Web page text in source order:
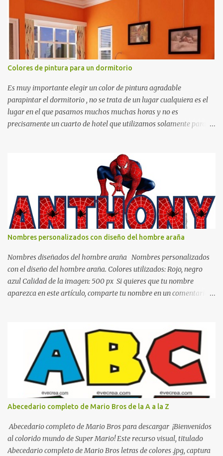
otras cosas.
Colores de pintura para un dormitorio
Es muy importante elegir un color de pintura agradable
parapintar el dormitorio , no se trata de un lugar cualquiera es el
lugar en el que pasamos muchos muchas horas y no es
precisamente un cuarto de hotel que utilizamos solamente para
cómodo y también para nuestra vista. Te mostramos algunas
sugerencias que pueden brindar la elegancia y estilo que buscas
para tu dormitorio. El color naranja es una buena opción para
recibir esa luz y felicidad que todo ser humano necesita. El color
blanco es ideal para lograr el relax total, es un color que va con
todo y además es color bastante limpio que te dará esa sensación
de calidez. Los colores terra son excelentes para usar en el
dormitorio nos brinda esa sensación de tranquilidad y confort. El
color gris es un color muy relajante y por lo tanto entra en la lista
de colo...
Nombres personalizados con diseño del hombre araña
Nombres diseñados del hombre araña Nombres personalizados
con el diseño del hombre araña. Colores utilizados: Rojo, negro
azul Calidad de la imagen: 500 px Si quieres que tu nombre
aparezca en este artículo, comparte tu nombre en un comentario y
decorar el dormitorio con pósters Cama con diseño de ring de
boxeo Ideas para decoraciones de fiestas infantiles Cosas bonitas
que se pueden hacer con gomas de coche
Abecedario completo de Mario Bros de la A a la Z
Abecedario completo de Mario Bros para descargar ¡Bienvenidos
al colorido mundo de Super Mario! Este recurso visual, titulado
Abecedario completo de Mario Bros letras de colores .jpg, captura